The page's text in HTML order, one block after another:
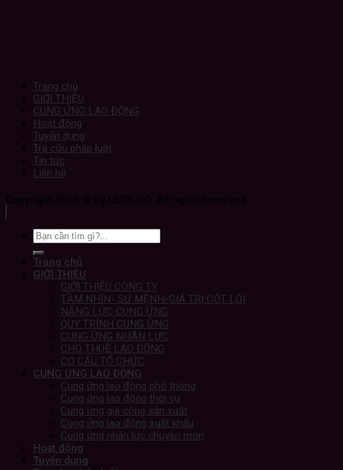
Trang chủ
GIỚI THIỆU
CUNG ỨNG LAO ĐỘNG
Hoạt động
Tuyển dụng
Tra cứu pháp luật
Tin tức
Liên hệ
Trang chủ
GIỚI THIỆU
GIỚI THIỆU CÔNG TY
TẦM NHÌN- SỨ MỆNH-GIÁ TRỊ CỐT LÕI
NĂNG LỰC CUNG ỨNG
QUY TRÌNH CUNG ỨNG
CUNG ỨNG NHÂN LỰC
CHO THUÊ LAO ĐỘNG
CƠ CẤU TỔ CHỨC
CUNG ỨNG LAO ĐỘNG
Cung ứng lao động phổ thông
Cung ứng lao động thời vụ
Cung ứng gia công sản xuất
Cung ứng lao động xuất khẩu
Cung ứng nhân lực chuyên môn
Hoạt động
Tuyển dụng